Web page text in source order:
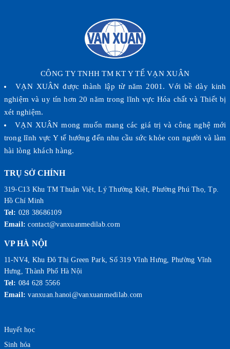
ERBALACHEMA
SIFIN
|
SFRI
|
DIAPRO
|
|
ARKRAY
CÔNG TY TNHH TM KT Y TẾ VẠN XUÂN
VẠN XUÂN được thành lập từ năm 2001. Với bề dày kinh
nghiệm và uy tín hơn 20 năm trong lĩnh vực Hóa chất và Thiết bị
xét nghiệm.
VẠN XUÂN mong muốn mang các giá trị và công nghệ mới
trong lĩnh vực Y tế hướng đến nhu cầu sức khỏe con người và làm
hài lòng khách hàng.
TRỤ SỞ CHÍNH
319-C13 Khu TM Thuận Việt, Lý Thường Kiệt, Phường Phú Thọ, Tp.
Hồ Chí Minh
Tel: 028 38686109
Email: contact@vanxuanmedilab.com
VP HÀ NỘI
11-NV4, Khu Đô Thị Green Park, Số 319 Vĩnh Hưng, Phường Vĩnh
Hưng, Thành Phố Hà Nội
Tel: 084 628 5566
Email: vanxuan.hanoi@vanxuanmedilab.com
Huyết học
Sinh hóa